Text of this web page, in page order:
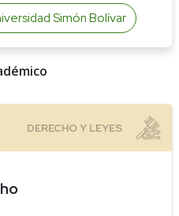
Simón Bolívar